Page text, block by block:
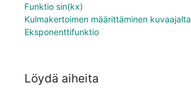
Funktio sin(kx)
Kulmakertoimen määrittäminen kuvaajalta
Eksponenttifunktio
Löydä aiheita